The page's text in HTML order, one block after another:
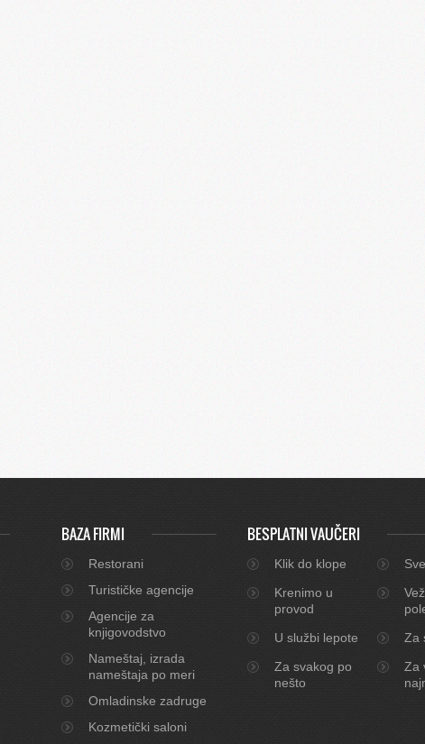
BAZA FIRMI
Restorani
Turističke agencije
Agencije za
knjigovodstvo
Nameštaj, izrada
nameštaja po meri
Omladinske zadruge
Kozmetički saloni
BESPLATNI VAUČERI
Klik do klope
Krenimo u
provod
U službi lepote
Za
Za svakog po
nešto
Za